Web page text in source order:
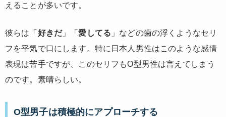
えることが多いです。
彼らは「 好きだ」「愛してる 」などの歯の浮くようなセリ
フを平気で口にします。特に日本人男性はこのような感情
表現は苦手ですが、このセリフもO型男性は言えてしまう
のです。素晴らしい。
O型男子は積極的にアプローチする